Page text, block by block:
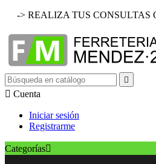
-> REALIZA TUS CONSULTAS

 Cuenta
Iniciar sesión
Registrarme
Categorías